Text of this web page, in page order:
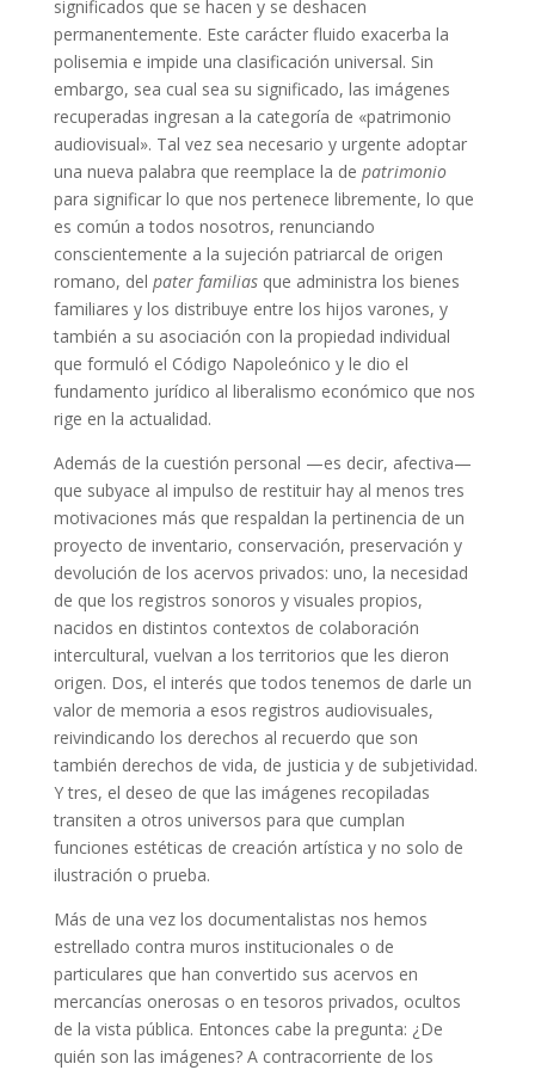
significados que se hacen y se deshacen
permanentemente. Este carácter fluido exacerba la
polisemia e impide una clasificación universal. Sin
embargo, sea cual sea su significado, las imágenes
recuperadas ingresan a la categoría de «patrimonio
audiovisual». Tal vez sea necesario y urgente adoptar
una nueva palabra que reemplace la de patrimonio
para significar lo que nos pertenece libremente, lo que
es común a todos nosotros, renunciando
conscientemente a la sujeción patriarcal de origen
romano, del pater familiasque administra los bienes
familiares y los distribuye entre los hijos varones, y
también a su asociación con la propiedad individual
que formuló el Código Napoleónico y le dio el
fundamento jurídico al liberalismo económico que nos
rige en la actualidad.
Además de la cuestión personal —es decir, afectiva—
que subyace al impulso de restituir hay al menos tres
motivaciones más que respaldan la pertinencia de un
proyecto de inventario, conservación, preservación y
devolución de los acervos privados: uno, la necesidad
de que los registros sonoros y visuales propios,
nacidos en distintos contextos de colaboración
intercultural, vuelvan a los territorios que les dieron
origen. Dos, el interés que todos tenemos de darle un
valor de memoria a esos registros audiovisuales,
reivindicando los derechos al recuerdo que son
también derechos de vida, de justicia y de subjetividad.
Y tres, el deseo de que las imágenes recopiladas
transiten a otros universos para que cumplan
funciones estéticas de creación artística y no solo de
ilustración o prueba.
Más de una vez los documentalistas nos hemos
estrellado contra muros institucionales o de
particulares que han convertido sus acervos en
mercancías onerosas o en tesoros privados, ocultos
de la vista pública. Entonces cabe la pregunta: ¿De
quién son las imágenes? A contracorriente de los